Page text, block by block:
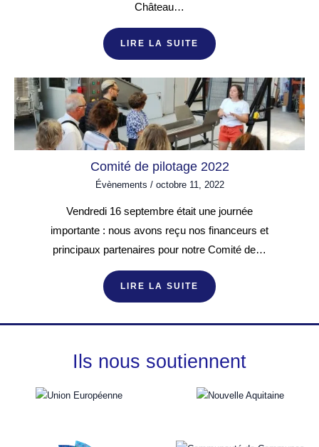
Château…
LIRE LA SUITE
Comité de pilotage 2022
Évènements / octobre 11, 2022
Vendredi 16 septembre était une journée
importante : nous avons reçu nos financeurs et
principaux partenaires pour notre Comité de…
LIRE LA SUITE
Ils nous soutiennent